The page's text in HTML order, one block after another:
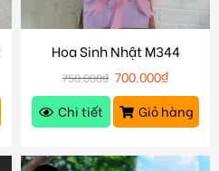
Hoa Sinh Nhật M344
750.000₫ 700.000₫
Chi tiết
Giỏ hàng